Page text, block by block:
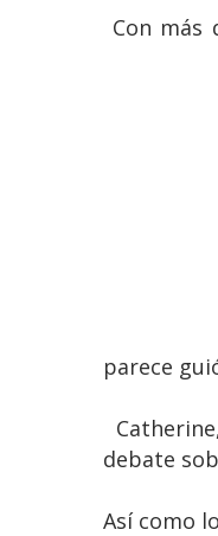
Con más
parece
debate
Así como